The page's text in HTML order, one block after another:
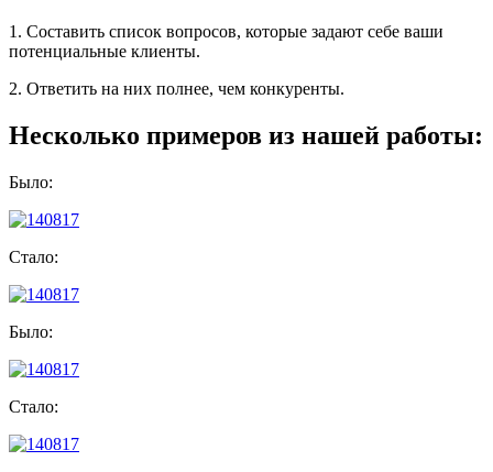
1. Составить список вопросов, которые задают себе ваши
потенциальные клиенты.
2. Ответить на них полнее, чем конкуренты.
Несколько примеров из нашей работы:
Было:
Стало:
Было:
Стало: